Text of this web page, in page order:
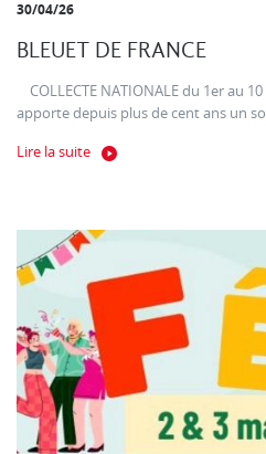
30/04/26
BLEUET DE FRANCE
COLLECTE NATIONALE du 1er au
apporte depuis plus de cent ans un
Lire la suite